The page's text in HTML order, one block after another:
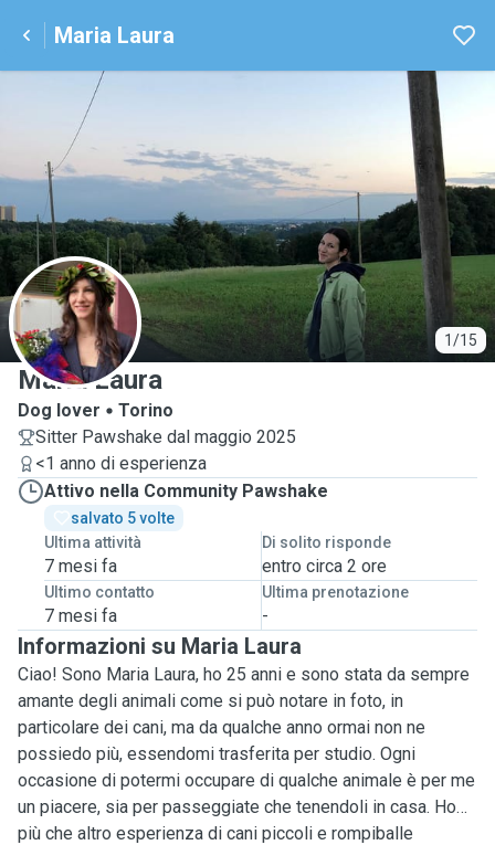
Maria Laura
1/15
M
Maria Laura
Dog lover
Torino
Sitter Pawshake dal maggio 2025
<1 anno di esperienza
Attivo nella Community Pawshake
salvato 5 volte
Ultima attività
7 mesi fa
Di solito risponde
entro circa 2 ore
Ultimo contatto
7 mesi fa
Ultima prenotazione
-
Informazioni su Maria Laura
Ciao! Sono Maria Laura, ho 25 anni e sono stata da sempre
amante degli animali come si può notare in foto, in
particolare dei cani, ma da qualche anno ormai non ne
possiedo più, essendomi trasferita per studio. Ogni
occasione di potermi occupare di qualche animale è per me
un piacere, sia per passeggiate che tenendoli in casa. Ho
più che altro esperienza di cani piccoli e rompiballe